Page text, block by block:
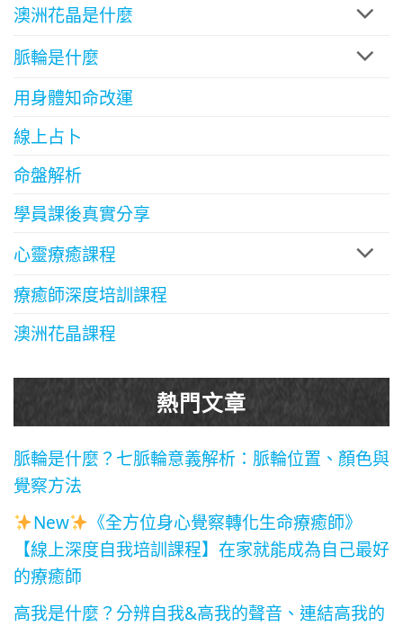
澳洲花晶是什麼
脈輪是什麼
用身體知命改運
線上占卜
命盤解析
學員課後真實分享
心靈療癒課程
療癒師深度培訓課程
澳洲花晶課程
熱門文章
脈輪是什麼？七脈輪意義解析：脈輪位置、顏色與
覺察方法
New
《全方位身心覺察轉化生命療癒師》
【線上深度自我培訓課程】在家就能成為自己最好
的療癒師
高我是什麼？分辨自我&高我的聲音、連結高我的